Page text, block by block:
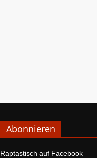
Abonnieren
Raptastisch auf Facebook